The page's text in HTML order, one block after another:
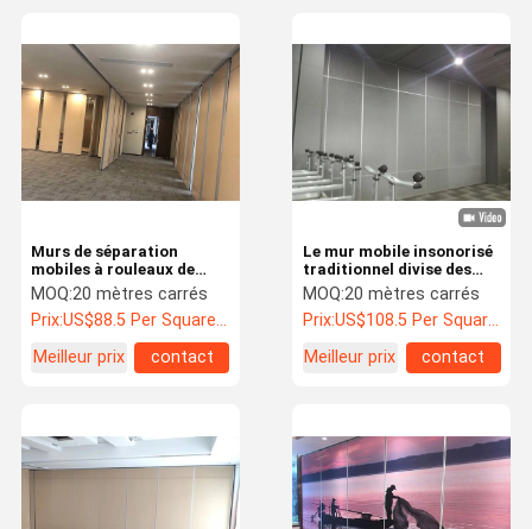
Murs de séparation
mobiles à rouleaux de
commande à rouleaux
simples et à roues
doubles
MOQ:20 mètres carrés
Prix:US$88.5 Per Square Meter
Meilleur prix
contact
Le mur mobile insonorisé
traditionnel divise des
meubles de bureau de
panneau de diviseur
MOQ:20 mètres carrés
Prix:US$108.5 Per Square Meter
Meilleur prix
contact